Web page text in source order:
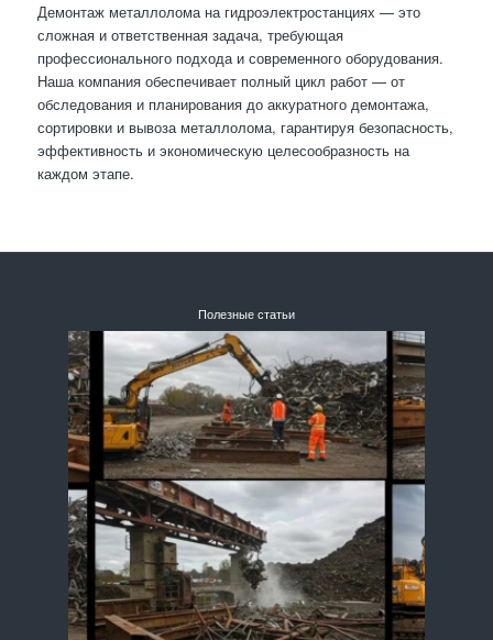
Демонтаж металлолома на гидроэлектростанциях — это
сложная и ответственная задача, требующая
профессионального подхода и современного оборудования.
Наша компания обеспечивает полный цикл работ — от
обследования и планирования до аккуратного демонтажа,
сортировки и вывоза металлолома, гарантируя безопасность,
эффективность и экономическую целесообразность на
каждом этапе.
Полезные статьи